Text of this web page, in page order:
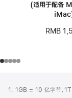
(适用于配备
RMB
注
1. 1GB = 10 亿字节，